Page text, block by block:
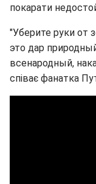
покарати
"Уберите руки от
это дар
всенародный,
співає фанатка